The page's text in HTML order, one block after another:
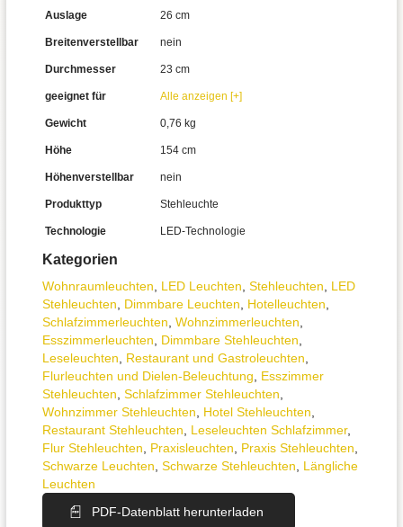
Kategorien
Wohnraum­leuchten LED Leuchten Stehleuchten
LED
Stehleuchten
Dimmbare Leuchten Hotelleuchten
Schlafzimmer­leuchten Wohnzimmer­leuchten
Esszimmer­­leuchten
Dimmbare Stehleuchten
Leseleuchten
Restaurant und Gastroleuchten
Flurleuchten und Dielen-Beleuchtung
Esszimmer
Stehleuchten Schlafzimmer Stehleuchten
Wohnzimmer Stehleuchten
Hotel Stehleuchten
Restaurant Stehleuchten
Leseleuchten Schlafzimmer,
Flur Stehleuchten
Praxisleuchten Praxis Stehleuchten
Schwarze Leuchten Schwarze Stehleuchten
Längliche
Leuchten
PDF-Datenblatt herunterladen
Auslage 26 cm
Breitenverstellbar nein
Durchmesser 23 cm
geeignet für Alle anzeigen [+]
Gewicht 0,76 kg
Höhe 154 cm
Höhenverstellbar nein
Produkttyp Stehleuchte
Technologie LED-Technologie